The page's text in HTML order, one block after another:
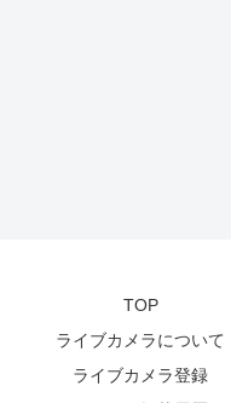
TOP
ライブカメラについて
ライブカメラ登録